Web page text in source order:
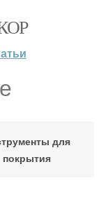
для
покрытия